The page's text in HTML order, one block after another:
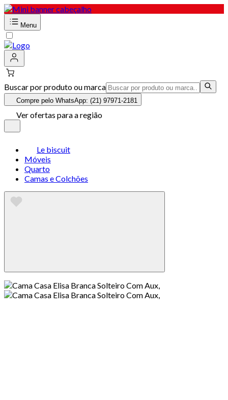
Menu
Buscar por produto ou marca
Compre pelo WhatsApp: (21) 97971-2181
Ver ofertas para a região
Le biscuit
Móveis
Quarto
Camas e Colchões